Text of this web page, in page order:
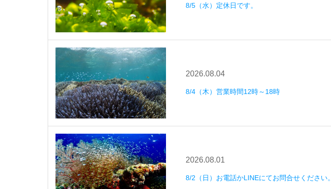
8/5（水）定休日です。
2026.08.04
8/4（木）営業時間12時～18時
2026.08.01
8/2（日）お電話かLINEにてお問合せください。